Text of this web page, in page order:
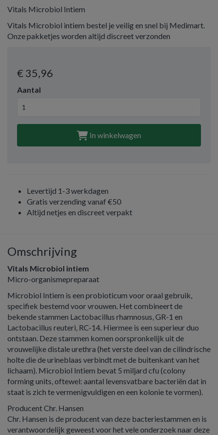
Vitals Microbiol Intiem
Vitals Microbiol intiem bestel je veilig en snel bij Medimart.
Onze pakketjes worden altijd discreet verzonden
€ 35,96
Aantal
In winkelwagen
Levertijd 1-3 werkdagen
Gratis verzending vanaf €50
Altijd netjes en discreet verpakt
Omschrijving
Vitals Microbiol intiem
Micro-organismepreparaat
Microbiol Intiem is een probioticum voor oraal gebruik,
specifiek bestemd voor vrouwen. Het combineert de
bekende stammen Lactobacillus rhamnosus, GR-1 en
Lactobacillus reuteri, RC-14. Hiermee is een superieur duo
ontstaan. Deze stammen komen oorspronkelijk uit de
vrouwelijke distale urethra (het verste deel van de cilindrische
holte die de urineblaas verbindt met de buitenkant van het
lichaam). Microbiol Intiem bevat 5 miljard cfu (colony
forming units, oftewel: aantal levensvatbare bacteriën dat in
staat is zich te vermenigvuldigen en een kolonie te vormen).
Producent Chr. Hansen
Chr. Hansen is de producent van deze bacteriestammen en is
verantwoordelijk geweest voor het vele onderzoek naar deze